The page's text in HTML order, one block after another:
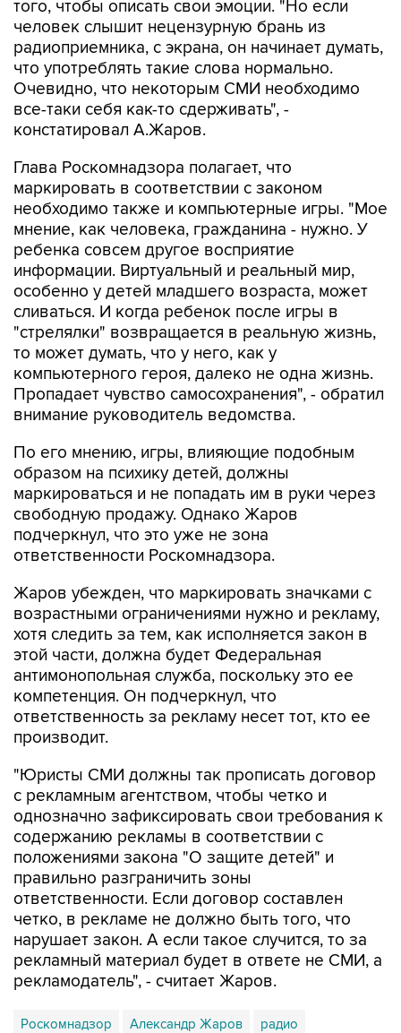
того, чтобы описать свои эмоции. "Но если
человек слышит нецензурную брань из
радиоприемника, с экрана, он начинает думать,
что употреблять такие слова нормально.
Очевидно, что некоторым СМИ необходимо
все-таки себя как-то сдерживать", -
констатировал А.Жаров.
Глава Роскомнадзора полагает, что
маркировать в соответствии с законом
необходимо также и компьютерные игры. "Мое
мнение, как человека, гражданина - нужно. У
ребенка совсем другое восприятие
информации. Виртуальный и реальный мир,
особенно у детей младшего возраста, может
сливаться. И когда ребенок после игры в
"стрелялки" возвращается в реальную жизнь,
то может думать, что у него, как у
компьютерного героя, далеко не одна жизнь.
Пропадает чувство самосохранения", - обратил
внимание руководитель ведомства.
По его мнению, игры, влияющие подобным
образом на психику детей, должны
маркироваться и не попадать им в руки через
свободную продажу. Однако Жаров
подчеркнул, что это уже не зона
ответственности Роскомнадзора.
Жаров убежден, что маркировать значками с
возрастными ограничениями нужно и рекламу,
хотя следить за тем, как исполняется закон в
этой части, должна будет Федеральная
антимонопольная служба, поскольку это ее
компетенция. Он подчеркнул, что
ответственность за рекламу несет тот, кто ее
производит.
"Юристы СМИ должны так прописать договор
с рекламным агентством, чтобы четко и
однозначно зафиксировать свои требования к
содержанию рекламы в соответствии с
положениями закона "О защите детей" и
правильно разграничить зоны
ответственности. Если договор составлен
четко, в рекламе не должно быть того, что
нарушает закон. А если такое случится, то за
рекламный материал будет в ответе не СМИ, а
рекламодатель", - считает Жаров.
Роскомнадзор Александр Жаров радио